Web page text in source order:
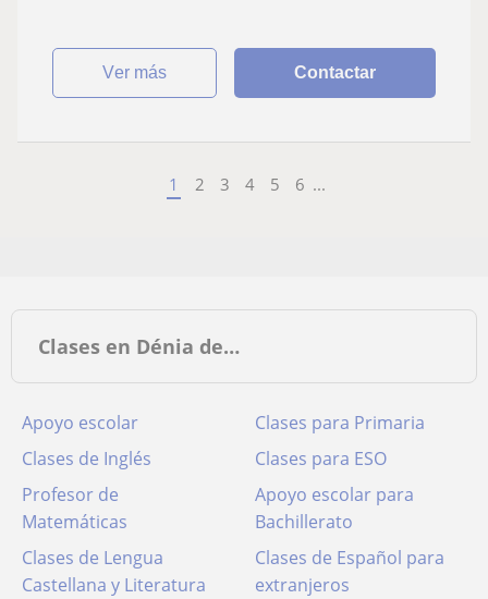
ver más Contactar
1 2 3 4 5 6 ...
Clases en Dénia de…
Apoyo escolar
Clases para Primaria
Clases de Inglés
Clases para ESO
Profesor de
Matemáticas
Apoyo escolar para
Bachillerato
Clases de Lengua
Castellana y Literatura
Clases de Español para
extranjeros